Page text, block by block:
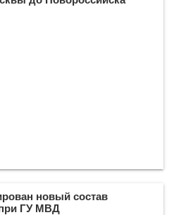
новый состав
ГУ МВД